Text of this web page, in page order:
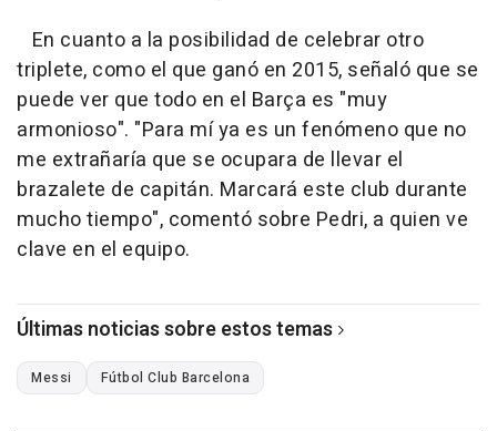
En cuanto a la posibilidad de celebrar otro
triplete, como el que ganó en 2015, señaló que se
puede ver que todo en el Barça es "muy
armonioso". "Para mí ya es un fenómeno que no
me extrañaría que se ocupara de llevar el
brazalete de capitán. Marcará este club durante
mucho tiempo", comentó sobre Pedri, a quien ve
clave en el equipo.
Últimas noticias sobre estos temas
Messi Fútbol Club Barcelona